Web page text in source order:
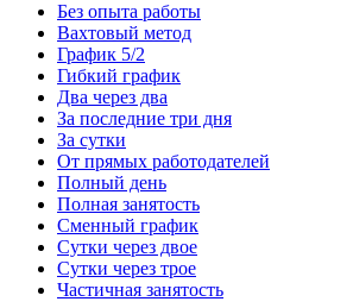
Без опыта работы
Вахтовый метод
График 5/2
Гибкий график
Два через два
За последние три дня
За сутки
От прямых работодателей
Полный день
Полная занятость
Сменный график
Сутки через двое
Сутки через трое
Частичная занятость